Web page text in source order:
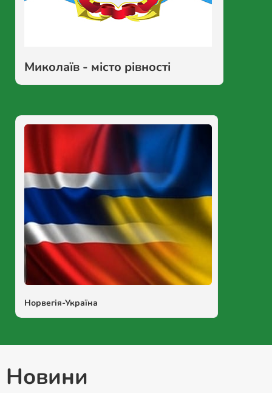
Миколаїв - місто рівності
Норвегія-Україна
Новини